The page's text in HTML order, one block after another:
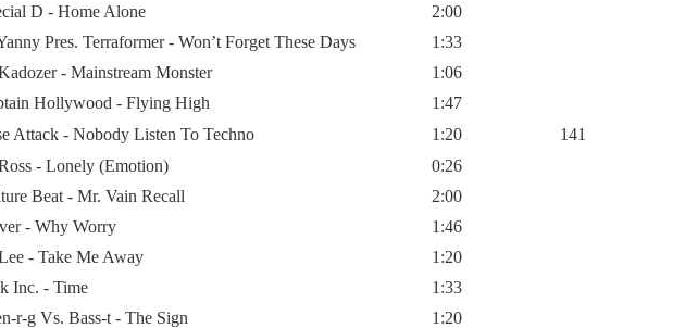
D - Home Alone
2:00
Pres. Terraformer - Won’t Forget These Days
1:33
- Mainstream Monster
1:06
Hollywood - Flying High
1:47
Attack - Nobody Listen To Techno
1:20
141
- Lonely (Emotion)
0:26
Beat - Mr. Vain Recall
2:00
- Why Worry
1:46
- Take Me Away
1:20
Inc. - Time
1:33
r-g Vs. Bass-t - The Sign
1:20